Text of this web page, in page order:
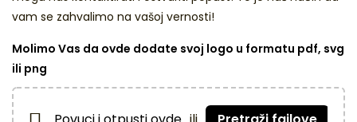
vam se zahvalimo na vašoj vernosti!
Molimo Vas da ovde dodate svoj logo u formatu pdf, svg
ili png